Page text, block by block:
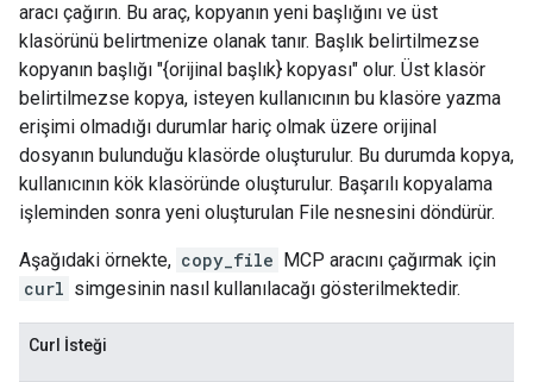
aracı çağırın. Bu araç, kopyanın yeni başlığını ve üst
klasörünü belirtmenize olanak tanır. Başlık belirtilmezse
kopyanın başlığı "{orijinal başlık} kopyası" olur. Üst klasör
belirtilmezse kopya, isteyen kullanıcının bu klasöre yazma
erişimi olmadığı durumlar hariç olmak üzere orijinal
dosyanın bulunduğu klasörde oluşturulur. Bu durumda kopya,
kullanıcının kök klasöründe oluşturulur. Başarılı kopyalama
işleminden sonra yeni oluşturulan File nesnesini döndürür.
Aşağıdaki örnekte, copy_file MCP aracını çağırmak için
curl simgesinin nasıl kullanılacağı gösterilmektedir.
Curl İsteği